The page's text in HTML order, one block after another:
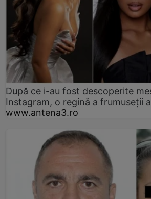
După ce i-au fost descoperite
Instagram, o regină a frumuseții
www.antena3.ro